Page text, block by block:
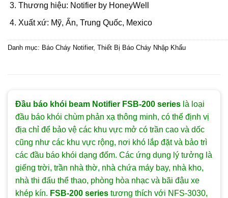
Thương hiệu: Notifier by HoneyWell
Xuất xứ: Mỹ, Ấn, Trung Quốc, Mexico
Danh mục: Báo Cháy Notifier, Thiết Bị Báo Cháy Nhập Khẩu
Đầu báo khói beam Notifier FSB-200 series là loại
đầu báo khói chùm phản xạ thông minh, có thể định vị
địa chỉ để bảo vệ các khu vực mở có trần cao và dốc
cũng như các khu vực rộng, nơi khó lắp đặt và bảo trì
các đầu báo khói dạng đốm. Các ứng dụng lý tưởng là
giếng trời, trần nhà thờ, nhà chứa máy bay, nhà kho,
nhà thi đấu thể thao, phòng hòa nhạc và bãi đậu xe
khép kín. FSB-200 series tương thích với NFS-3030,